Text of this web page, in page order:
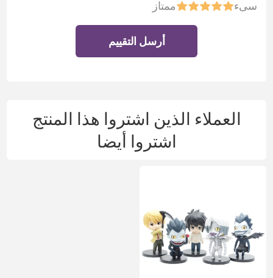
سىء
ممتاز
أرسل التقييم
العملاء الذين اشتروا هذا المنتج
اشتروا أيضا